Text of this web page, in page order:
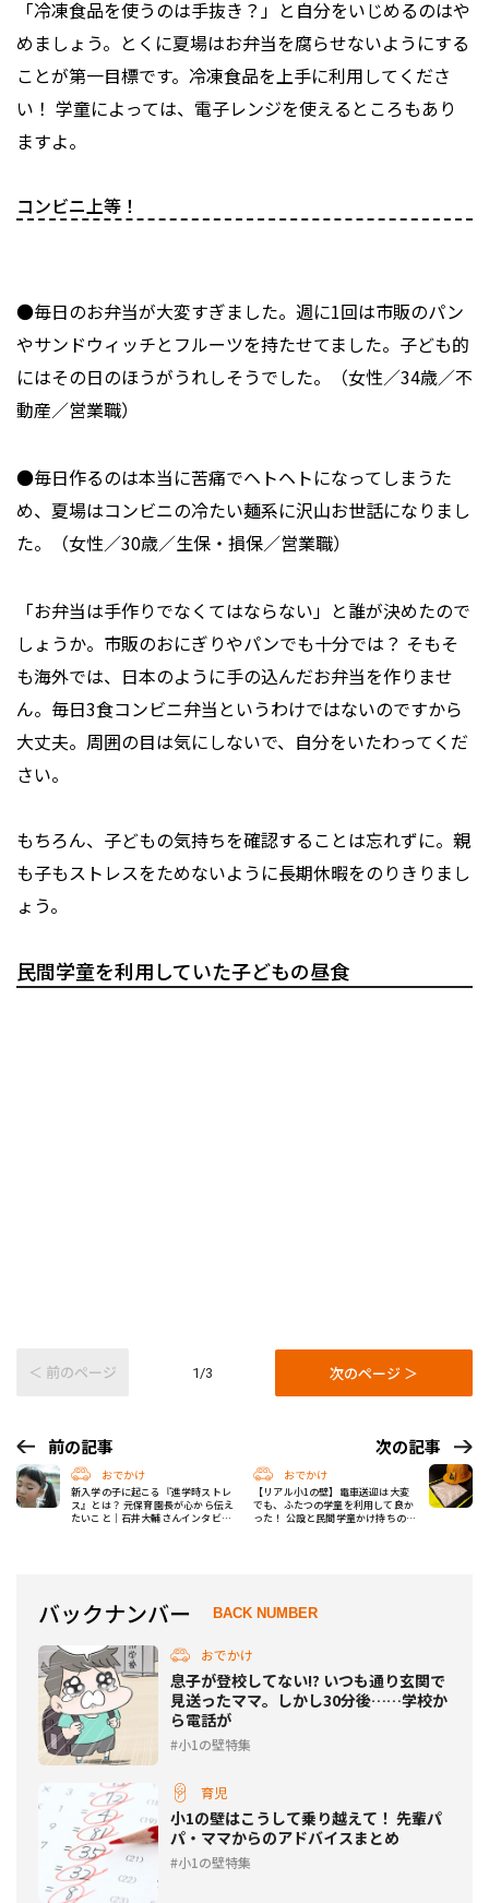
「冷凍食品を使うのは手抜き？」と自分をいじめるのはや
めましょう。とくに夏場はお弁当を腐らせないようにする
ことが第一目標です。冷凍食品を上手に利用してくださ
い！ 学童によっては、電子レンジを使えるところもあり
ますよ。
コンビニ上等！
●毎日のお弁当が大変すぎました。週に1回は市販のパン
やサンドウィッチとフルーツを持たせてました。子ども的
にはその日のほうがうれしそうでした。（女性／34歳／不
動産／営業職）
●毎日作るのは本当に苦痛でヘトヘトになってしまうた
め、夏場はコンビニの冷たい麺系に沢山お世話になりまし
た。（女性／30歳／生保・損保／営業職）
「お弁当は手作りでなくてはならない」と誰が決めたので
しょうか。市販のおにぎりやパンでも十分では？ そもそ
も海外では、日本のように手の込んだお弁当を作りませ
ん。毎日3食コンビニ弁当というわけではないのですから
大丈夫。周囲の目は気にしないで、自分をいたわってくだ
さい。
もちろん、子どもの気持ちを確認することは忘れずに。親
も子もストレスをためないように長期休暇をのりきりまし
ょう。
民間学童を利用していた子どもの昼食
＜ 前のページ 1/3 次のページ ＞
前の記事
おでかけ
新入学の子に起こる『進学時ストレ
ス』とは？ 元保育園長が心から伝え
たいこと｜石井大輔さんインタビュ
次の記事
おでかけ
【リアル小1の壁】電車送迎は大変
でも、ふたつの学童を利用して良か
った！ 公設と民間学童かけ持ちの最
バックナンバー BACK NUMBER
おでかけ
息子が登校してない!? いつも通り玄関で
見送ったママ。しかし30分後……学校か
ら電話が
小1の壁特集
育児
小1の壁はこうして乗り越えて！ 先輩パ
パ・ママからのアドバイスまとめ
小1の壁特集